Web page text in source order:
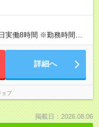
形態と給与に、本採用
：中途採用（正社員） 給
・待遇は経験・能力を
支給（法定通り全額支
実働8時間 ※勤務時間：
刻や休憩時刻は、営業ス
※年間休日125日
詳細へ
ョブ
掲載日：2026.08.06